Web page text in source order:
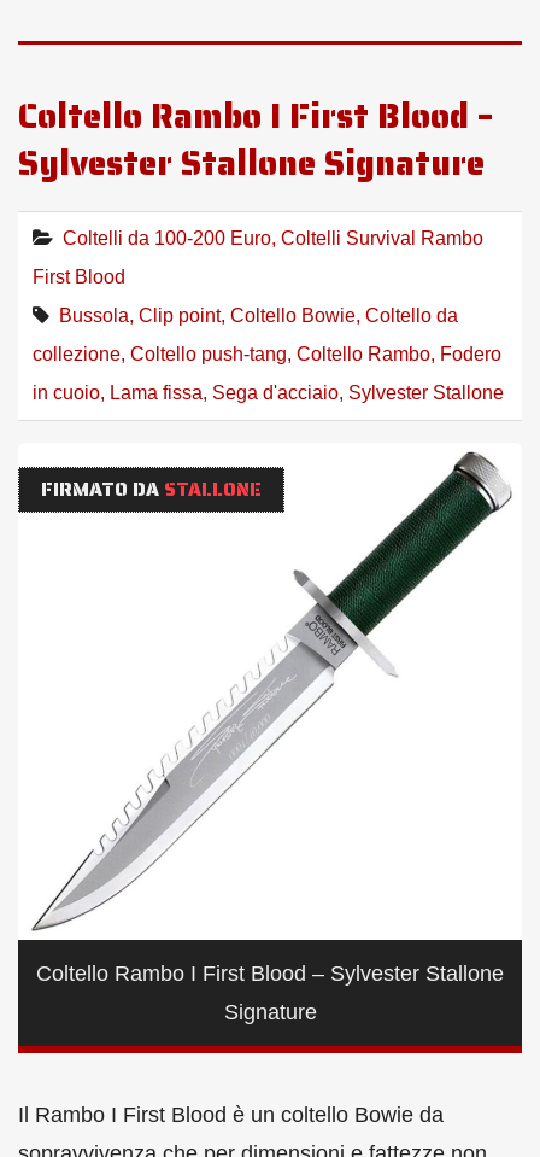
Coltello Rambo I First Blood –
Sylvester Stallone Signature
Coltelli da 100-200 Euro, Coltelli Survival Rambo
First Blood
Bussola, Clip point, Coltello Bowie, Coltello da
collezione, Coltello push-tang, Coltello Rambo, Fodero
in cuoio, Lama fissa, Sega d'acciaio, Sylvester Stallone
FIRMATO DA STALLONE
Coltello Rambo I First Blood – Sylvester Stallone
Signature
Il Rambo I First Blood è un coltello Bowie da